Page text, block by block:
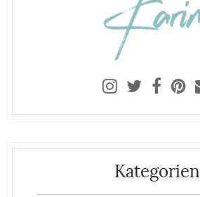
Kategorien